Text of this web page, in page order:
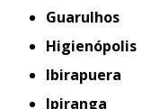
Guarulhos
Higienópolis
Ibirapuera
Ipiranga